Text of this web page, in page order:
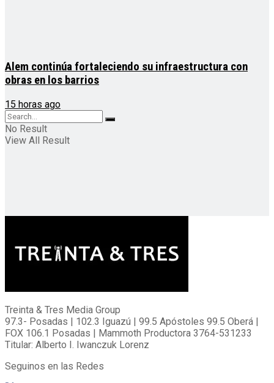
Alem continúa fortaleciendo su infraestructura con
obras en los barrios
15 horas ago
No Result
View All Result
Treinta & Tres Media Group
97.3- Posadas | 102.3 Iguazú | 99.5 Apóstoles 99.5 Oberá |
FOX 106.1 Posadas | Mammoth Productora 3764-531233
Titular: Alberto I. Iwanczuk Lorenz
Seguinos en las Redes